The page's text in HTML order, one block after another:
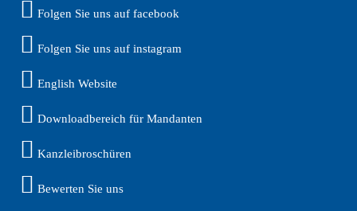
Folgen Sie uns auf facebook
Folgen Sie uns auf instagram
English Website
Downloadbereich für Mandanten
Kanzleibroschüren
Bewerten Sie uns